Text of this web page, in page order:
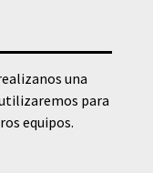
una
para
equipos.